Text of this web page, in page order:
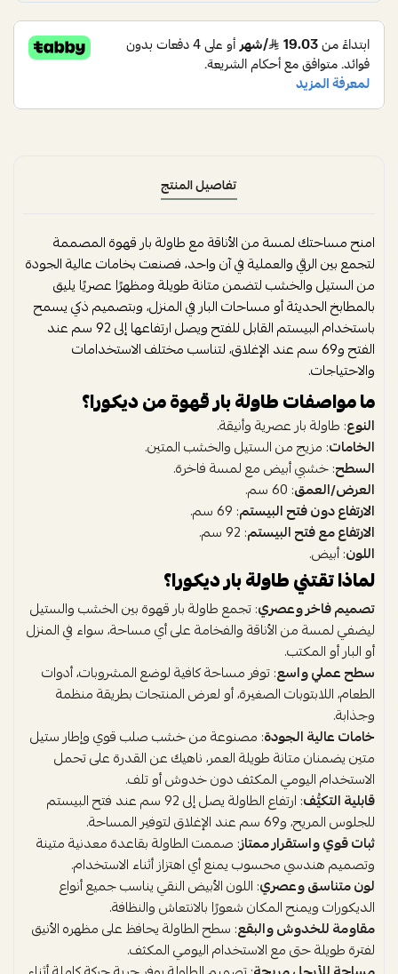
تفاصيل المنتج
امنح مساحتك لمسة من الأناقة مع طاولة بار قهوة المصممة
لتجمع بين الرقي والعملية في آن واحد، فصنعت بخامات عالية الجودة
من الستيل والخشب لتضمن متانة طويلة ومظهرًا عصريًا يليق
بالمطابخ الحديثة أو مساحات البار في المنزل، وبتصميم ذكي يسمح
باستخدام البيستم القابل للفتح ويصل ارتفاعها إلى 92 سم عند
الفتح و69 سم عند الإغلاق، لتناسب مختلف الاستخدامات
والاحتياجات.
ما مواصفات طاولة بار قهوة من ديكورا؟
النوع: طاولة بار عصرية وأنيقة.
الخامات: مزيج من الستيل والخشب المتين.
السطح: خشبي أبيض مع لمسة فاخرة.
العرض/العمق: 60 سم.
الارتفاع دون فتح البيستم: 69 سم.
الارتفاع مع فتح البيستم: 92 سم.
اللون: أبيض.
لماذا تقتني طاولة بار ديكورا؟
تصميم فاخر وعصري: تجمع طاولة بار قهوة بين الخشب والستيل
ليضفي لمسة من الأناقة والفخامة على أي مساحة، سواء في المنزل
أو البار أو المكتب.
سطح عملي واسع: توفر مساحة كافية لوضع المشروبات، أدوات
الطعام، اللابتوبات الصغيرة، أو لعرض المنتجات بطريقة منظمة
وجذابة.
خامات عالية الجودة: مصنوعة من خشب صلب قوي وإطار ستيل
متين يضمنان متانة طويلة العمر، ناهيك عن القدرة على تحمل
الاستخدام اليومي المكثف دون خدوش أو تلف.
قابلية التكيُّف
: ارتفاع الطاولة يصل إلى 92 سم عند فتح البيستم
للجلوس المريح، و69 سم عند الإغلاق لتوفير المساحة.
ثبات قوي واستقرار ممتاز: صممت الطاولة بقاعدة معدنية متينة
وتصميم هندسي محسوب يمنع أي اهتزاز أثناء الاستخدام.
لون متناسق وعصري: اللون الأبيض النقي يناسب جميع أنواع
الديكورات ويمنح المكان شعورًا بالانتعاش والنظافة.
مقاومة للخدوش والبقع: سطح الطاولة يحافظ على مظهره الأنيق
لفترة طويلة حتى مع الاستخدام اليومي المكثف.